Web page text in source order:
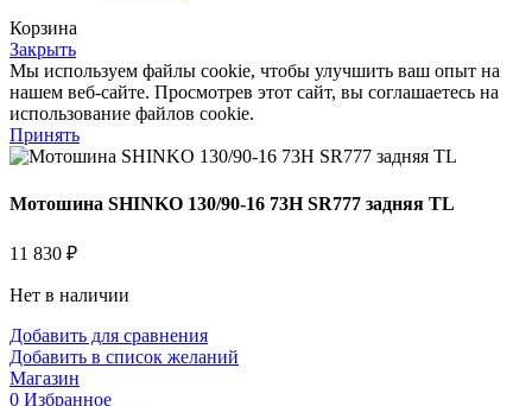
Корзина
Закрыть
Мы используем файлы cookie, чтобы улучшить ваш опыт на
нашем веб-сайте. Просмотрев этот сайт, вы соглашаетесь на
использование файлов cookie.
Принять
Мотошина SHINKO 130/90-16 73H SR777 задняя TL
11 830 ₽
Нет в наличии
Добавить для сравнения
Добавить в список желаний
Магазин
0 Избранное